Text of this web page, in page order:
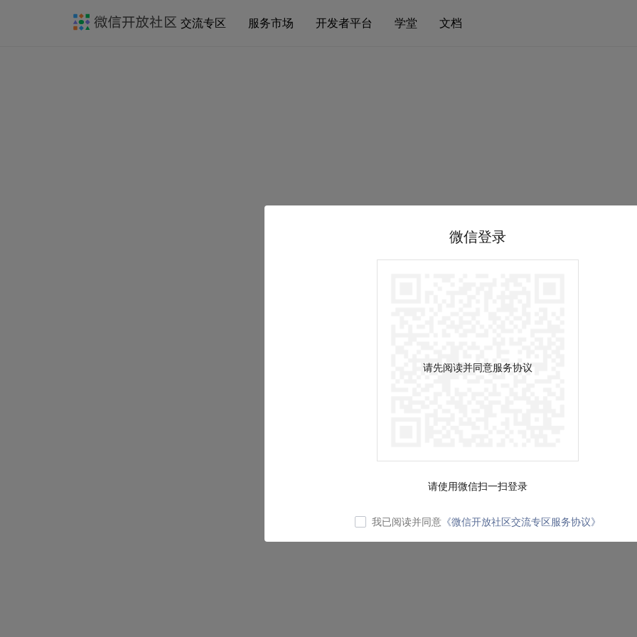
交流专区 服务市场 开发者平台 学堂 文档
微信登录
请先阅读并同意服务协议
请使用微信扫一扫登录
我已阅读并同意 《微信开放社区交流专区服务协议》